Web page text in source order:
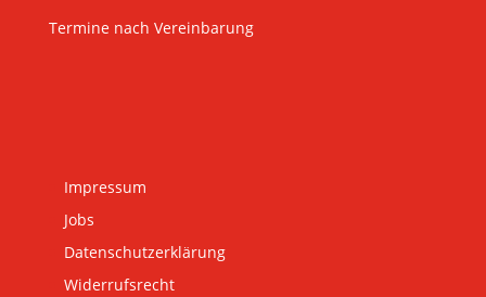
Termine nach Vereinbarung
Impressum
Jobs
Datenschutzerklärung
Widerrufsrecht